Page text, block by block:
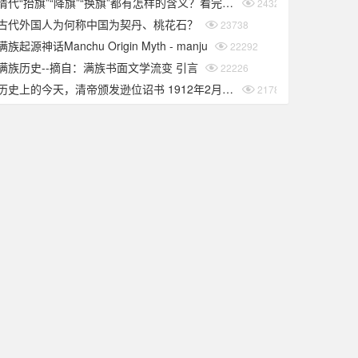
24325
代外国人为何称中国为契丹、桃花石？ 23738
族起源神话Manchu Origin Myth - manju 22292
族历史--摘自：满族书面文学流变 引言 22226
历史上的今天，清帝颁发逊位诏书 1912年2月12日 21786